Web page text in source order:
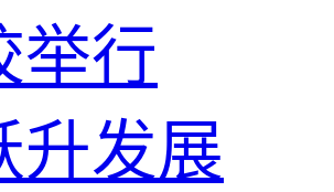
举行
升发展